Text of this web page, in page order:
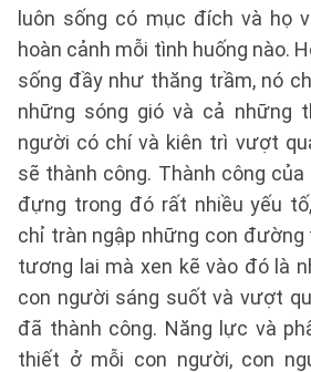
luôn sống có mục đích và họ
hoàn cảnh mỗi tình huống nào.
sống đầy như thăng trầm, nó
những sóng gió và cả những
người có chí và kiên trì vượt
sẽ thành công. Thành công
đựng trong đó rất nhiều yếu
chỉ tràn ngập những con
tương lai mà xen kẽ vào đó là
con người sáng suốt và vượt
đã thành công. Năng lực và
thiết ở mỗi con người, con